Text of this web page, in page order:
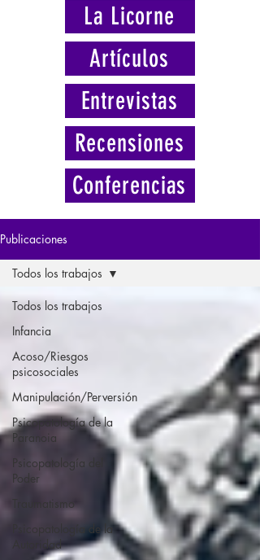
La Licorne
Artículos
Entrevistas
Recensiones
Conferencias
Publicaciones
Todos los trabajos
Infancia
Acoso/Riesgos
psicosociales
Manipulación/Perversión
Psicopatología de la
Paranoia
Psicopatología del
Poder
Traumatismo
Psicopatología de la
Autoridad
Todos los trabajos